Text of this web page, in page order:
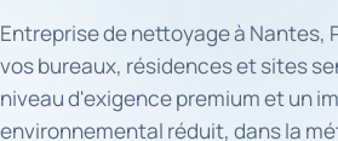
Entreprise de nettoyage à Nantes,
vos bureaux, résidences et sites
niveau d'exigence premium et un
environnemental réduit, dans la